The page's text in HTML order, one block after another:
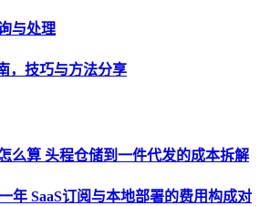
与处理
，技巧与方法分享
么算 头程仓储到一件代发的成本拆解
年 SaaS订阅与本地部署的费用构成对